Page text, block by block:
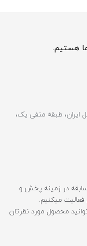
هستیم.
ایران، طبقه منفی یک،
هستیم، با بیش از 12 سال سابقه در زمینه پخش و
فعالیت میکنیم.
محصول مورد نظرتان